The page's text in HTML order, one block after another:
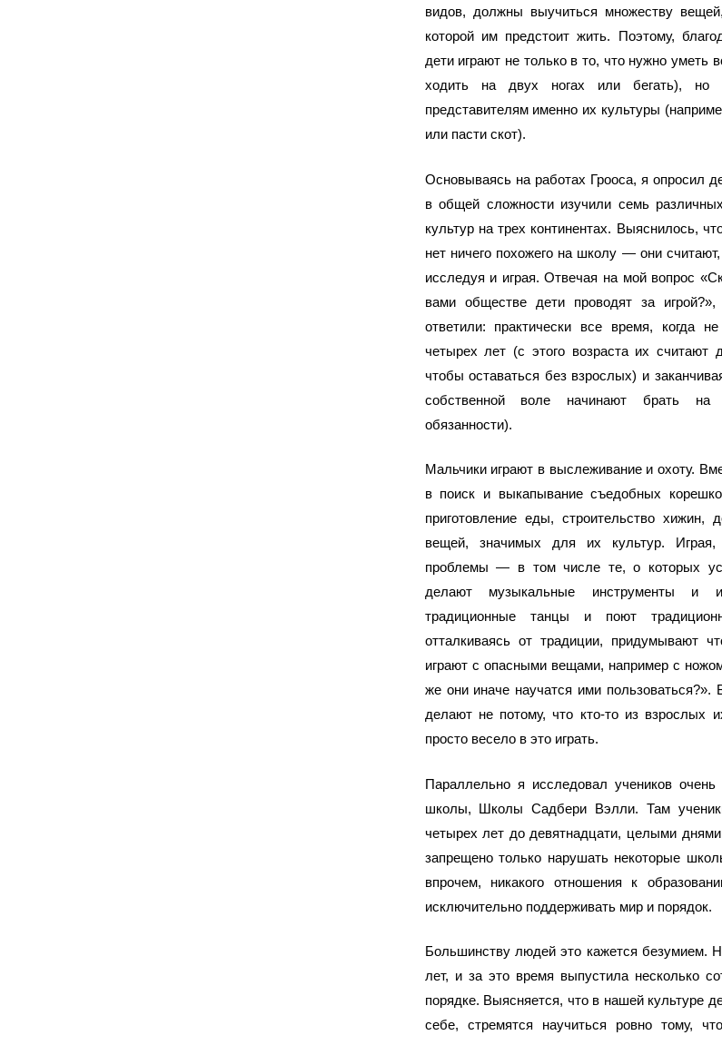
видов, должны выучиться множеству
которой им предстоит жить. Поэтому,
дети играют не только в то, что нужно
ходить на двух ногах или бегать), но
представителям именно их культуры
или пасти скот).
Основываясь на работах Грооса, я опросил
в общей сложности изучили семь различных
культур на трех континентах. Выяснилось,
нет ничего похожего на школу — они
исследуя и играя. Отвечая на мой вопрос
вами обществе дети проводят за
ответили: практически все время, когда
четырех лет (с этого возраста их считают
чтобы оставаться без взрослых) и
собственной воле начинают брать на
обязанности).
Мальчики играют в выслеживание и охоту.
в поиск и выкапывание съедобных
приготовление еды, строительство хижин,
вещей, значимых для их культур.
проблемы — в том числе те, о которых
делают музыкальные инструменты и
традиционные танцы и поют
отталкиваясь от традиции, придумывают
играют с опасными вещами, например с
же они иначе научатся ими пользоваться?».
делают не потому, что кто-то из взрослых
просто весело в это играть.
Параллельно я исследовал учеников очень
школы, Школы Садбери Вэлли. Там
четырех лет до девятнадцати, целыми
запрещено только нарушать некоторые
впрочем, никакого отношения к
исключительно поддерживать мир и порядок.
Большинству людей это кажется безумием.
лет, и за это время выпустила несколько
порядке. Выясняется, что в нашей культуре
себе, стремятся научиться ровно тому,